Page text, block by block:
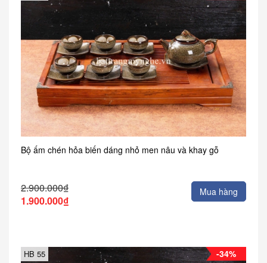
Bộ ấm chén hỏa biến dáng nhỏ men nâu và khay gỗ
2.900.000₫
1.900.000₫
Mua hàng
-34%
HB 55